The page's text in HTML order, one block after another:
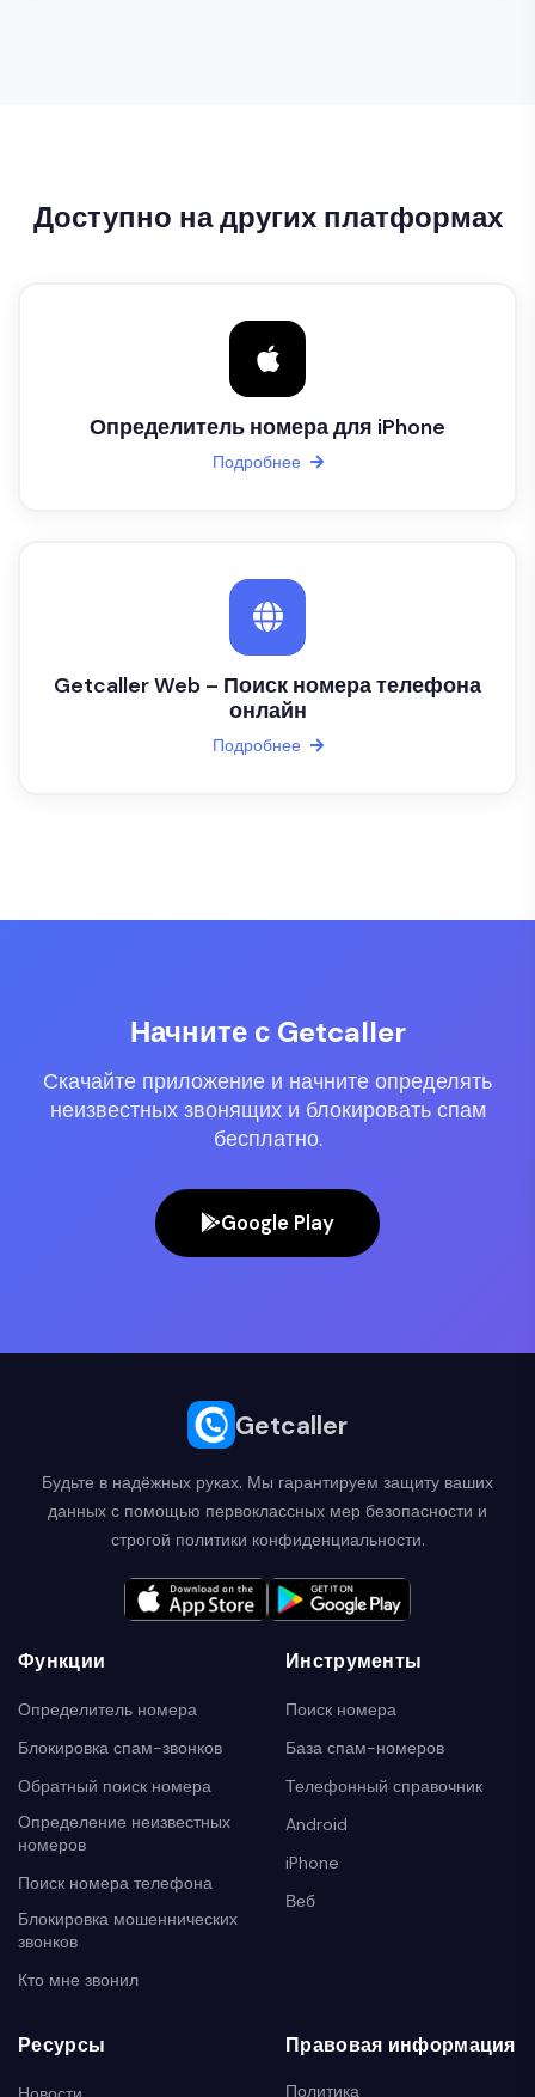
Доступно на других платформах
Определитель номера для iPhone
Подробнее
Getcaller Web – Поиск номера телефона
онлайн
Подробнее
Начните с Getcaller
Скачайте приложение и начните определять
неизвестных звонящих и блокировать спам
бесплатно.
Google Play
Getcaller
Будьте в надёжных руках. Мы гарантируем защиту ваших
данных с помощью первоклассных мер безопасности и
строгой политики конфиденциальности.
Функции
Определитель номера
Блокировка спам-звонков
Обратный поиск номера
Определение неизвестных
номеров
Поиск номера телефона
Блокировка мошеннических
звонков
Кто мне звонил
Инструменты
Поиск номера
База спам-номеров
Телефонный справочник
Android
iPhone
Веб
Ресурсы Правовая информация
Политика